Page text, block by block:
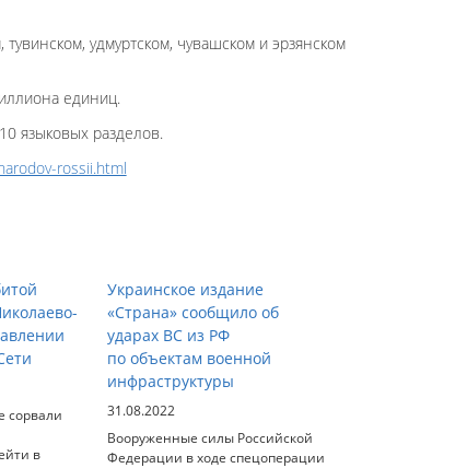
удмуртском, чувашском и эрзянском
единиц.
языковых разделов.
rossii.html
сорвали
в
Украинское издание
«Страна» сообщило об
ударах ВС из РФ
по объектам военной
инфраструктуры
31.08.2022
Вооруженные силы Российской
Федерации в ходе спецоперации